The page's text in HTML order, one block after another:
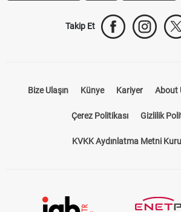
Takip Et
Bize Ulaşın Künye Kariyer About
Çerez Politikası Gizlilik
KVKK Aydınlatma Metni